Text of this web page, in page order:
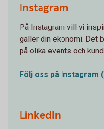
Instagram
På Instagram vill vi
gäller din ekonomi. Det
på olika events och
Följ oss på Instagram
LinkedIn